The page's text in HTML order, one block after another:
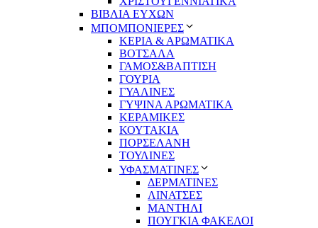
ΒΙΒΛΙΑ ΕΥΧΩΝ
ΜΠΟΜΠΟΝΙΕΡΕΣ
ΚΕΡΙΑ & ΑΡΩΜΑΤΙΚΑ
ΒΟΤΣΑΛΑ
ΓΑΜΟΣ&ΒΑΠΤΙΣΗ
ΓΟΥΡΙΑ
ΓΥΑΛΙΝΕΣ
ΓΥΨΙΝΑ ΑΡΩΜΑΤΙΚΑ
ΚΕΡΑΜΙΚΕΣ
ΚΟΥΤΑΚΙΑ
ΠΟΡΣΕΛΑΝΗ
ΤΟΥΛΙΝΕΣ
ΥΦΑΣΜΑΤΙΝΕΣ
ΔΕΡΜΑΤΙΝΕΣ
ΛΙΝΑΤΣΕΣ
ΜΑΝΤΗΛΙ
ΠΟΥΓΚΙΑ ΦΑΚΕΛΟΙ